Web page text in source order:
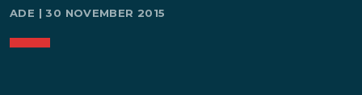
ADE | 30 NOVEMBER 2015